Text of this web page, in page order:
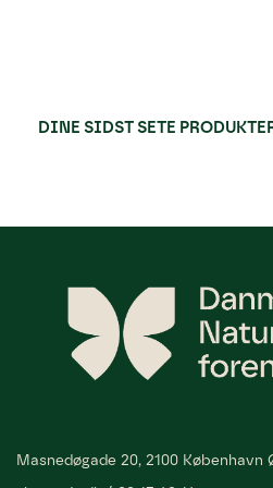
DINE SIDST SETE
Masnedøgade 20, 2100 København